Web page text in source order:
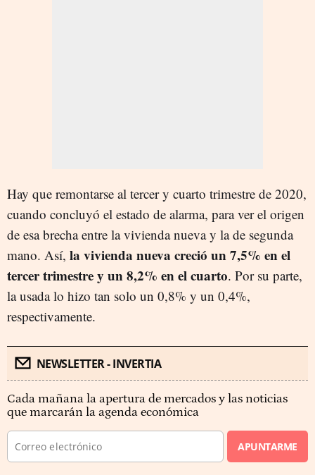
Hay que remontarse al tercer y cuarto trimestre de 2020,
cuando concluyó el estado de alarma, para ver el origen
de esa brecha entre la vivienda nueva y la de segunda
mano. Así, la vivienda nueva creció un 7,5% en el
tercer trimestre y un 8,2% en el cuarto. Por su parte,
la usada lo hizo tan solo un 0,8% y un 0,4%,
respectivamente.
NEWSLETTER - INVERTIA
Cada mañana la apertura de mercados y las noticias
que marcarán la agenda económica
APUNTARME